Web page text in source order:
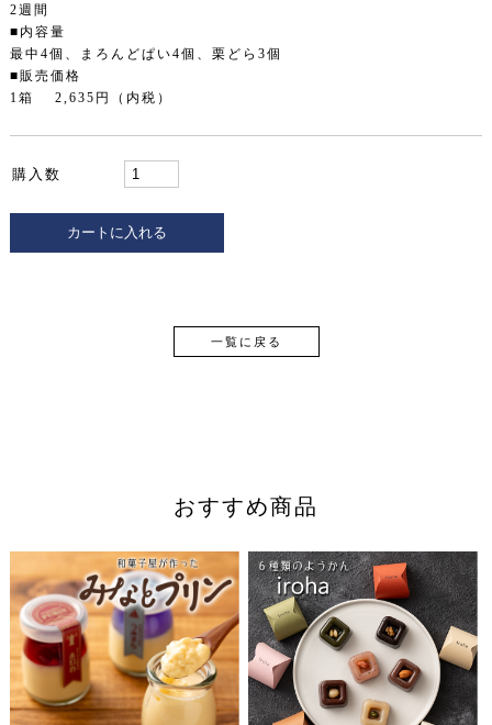
2週間
■内容量
最中4個、まろんどぱい4個、栗どら3個
■販売価格
1箱 2,635円（内税）
購入数
一覧に戻る
おすすめ商品